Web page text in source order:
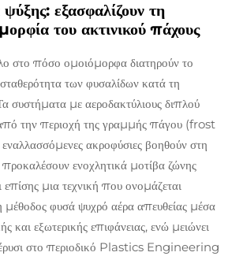
εξασφαλίζουν τη
του ακτινικού πάχους
στο πόσο ομοιόμορφα διατηρούν το
των φυσαλίδων κατά τη
συστήματα με αεροδακτύλιους διπλού
από την περιοχή της γραμμής πάγου (frost
ακροφύσιες βοηθούν στη
ενοχλητικά μοτίβα ζώνης
μια τεχνική που ονομάζεται
φυσά ψυχρό αέρα απευθείας μέσα
και εξωτερικής επιφάνειας, ενώ μειώνει
στο περιοδικό Plastics Engineering